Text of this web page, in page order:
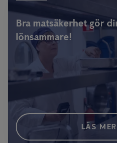
Bra matsäkerhet gör
lönsammare!
LÄS